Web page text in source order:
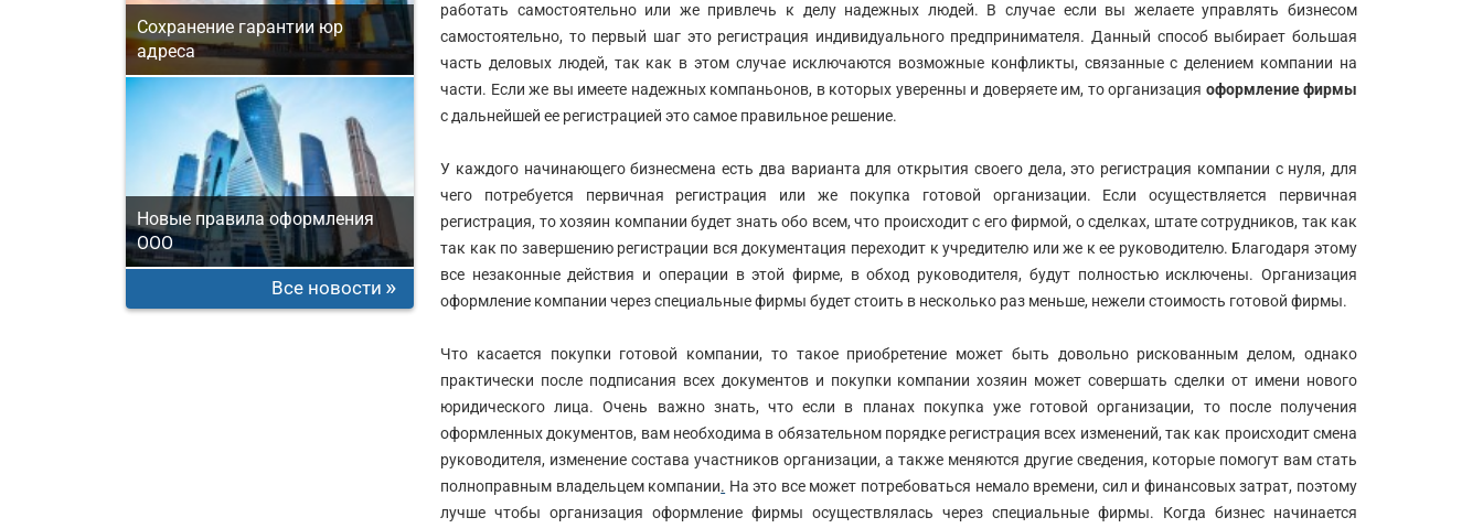
Сохранение гарантии юр
адреса
Новые правила оформления
ООО
Все новости
работать самостоятельно или же привлечь к делу надежных людей. В случае если вы желаете управлять бизнесом
самостоятельно, то первый шаг это регистрация индивидуального предпринимателя. Данный способ выбирает большая
часть деловых людей, так как в этом случае исключаются возможные конфликты, связанные с делением компании на
части. Если же вы имеете надежных компаньонов, в которых уверенны и доверяете им, то организация оформление фирмы
с дальнейшей ее регистрацией это самое правильное решение.
У каждого начинающего бизнесмена есть два варианта для открытия своего дела, это регистрация компании с нуля, для
чего потребуется первичная регистрация или же покупка готовой организации. Если осуществляется первичная
регистрация, то хозяин компании будет знать обо всем, что происходит с его фирмой, о сделках, штате сотрудников, так как
так как по завершению регистрации вся документация переходит к учредителю или же к ее руководителю. Благодаря этому
все незаконные действия и операции в этой фирме, в обход руководителя, будут полностью исключены. Организация
оформление компании через специальные фирмы будет стоить в несколько раз меньше, нежели стоимость готовой фирмы.
Что касается покупки готовой компании, то такое приобретение может быть довольно рискованным делом, однако
практически после подписания всех документов и покупки компании хозяин может совершать сделки от имени нового
юридического лица. Очень важно знать, что если в планах покупка уже готовой организации, то после получения
оформленных документов, вам необходима в обязательном порядке регистрация всех изменений, так как происходит смена
руководителя, изменение состава участников организации, а также меняются другие сведения, которые помогут вам стать
полноправным владельцем компании. На это все может потребоваться немало времени, сил и финансовых затрат, поэтому
лучше чтобы организация оформление фирмы осуществлялась через специальные фирмы. Когда бизнес начинается